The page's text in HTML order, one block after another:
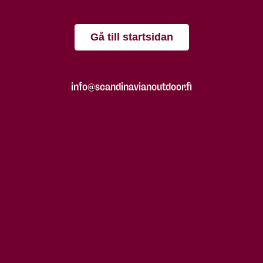
Gå till startsidan
info@scandinavianoutdoor.fi